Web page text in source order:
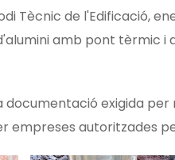
Tècnic de l'Edificació,
amb pont tèrmic i
exigida
empreses autoritzades